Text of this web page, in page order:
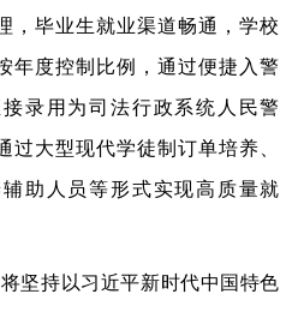
，毕业生就业渠道畅通，学校
年度控制比例，通过便捷入警
录用为司法行政系统人民警
大型现代学徒制订单培养、
助人员等形式实现高质量就
坚持以习近平新时代中国特色